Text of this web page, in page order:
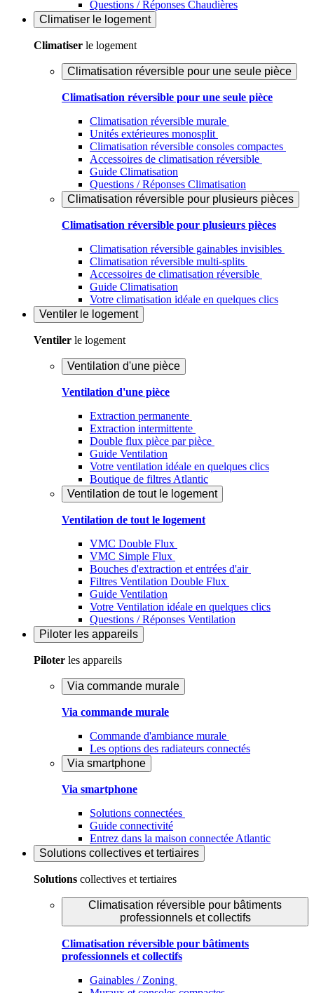
Questions / Réponses Chaudières
Climatiser le logement
Climatiser le logement
Climatisation réversible pour une seule pièce
Climatisation réversible pour une seule pièce
Climatisation réversible murale
Unités extérieures monosplit
Climatisation réversible consoles compactes
Accessoires de climatisation réversible
Guide Climatisation
Questions / Réponses Climatisation
Climatisation réversible pour plusieurs pièces
Climatisation réversible pour plusieurs pièces
Climatisation réversible gainables invisibles
Climatisation réversible multi-splits
Accessoires de climatisation réversible
Guide Climatisation
Votre climatisation idéale en quelques clics
Ventiler le logement
Ventiler le logement
Ventilation d'une pièce
Ventilation d'une pièce
Extraction permanente
Extraction intermittente
Double flux pièce par pièce
Guide Ventilation
Votre ventilation idéale en quelques clics
Boutique de filtres Atlantic
Ventilation de tout le logement
Ventilation de tout le logement
VMC Double Flux
VMC Simple Flux
Bouches d'extraction et entrées d'air
Filtres Ventilation Double Flux
Guide Ventilation
Votre Ventilation idéale en quelques clics
Questions / Réponses Ventilation
Piloter les appareils
Piloter les appareils
Via commande murale
Via commande murale
Commande d'ambiance murale
Les options des radiateurs connectés
Via smartphone
Via smartphone
Solutions connectées
Guide connectivité
Entrez dans la maison connectée Atlantic
Solutions collectives et tertiaires
Solutions collectives et tertiaires
Climatisation réversible pour bâtiments
professionnels et collectifs
Climatisation réversible pour bâtiments
professionnels et collectifs
Gainables / Zoning